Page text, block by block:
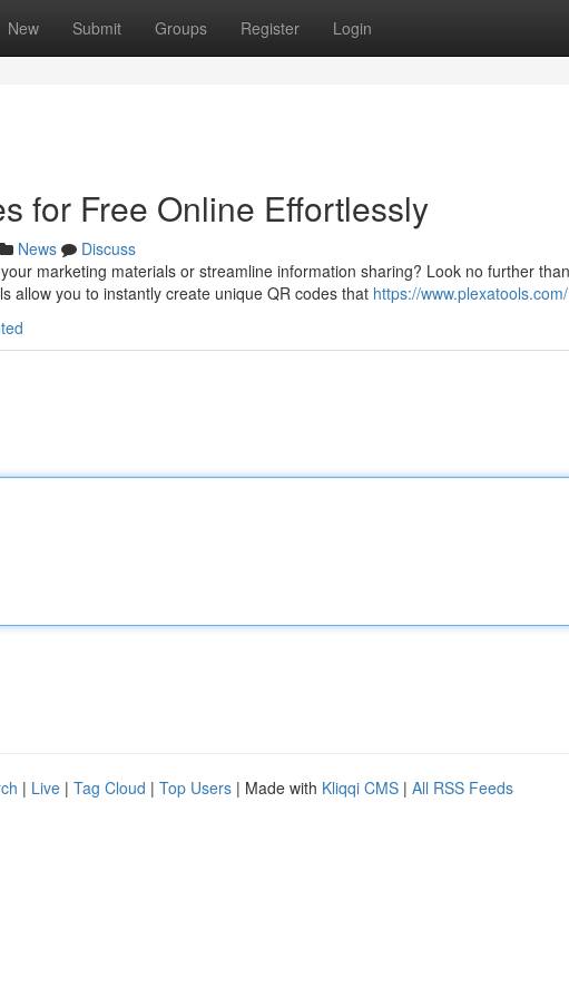
New Submit Groups Register Login
for Free Online Effortlessly
News
Discuss
marketing materials or streamline information sharing? Look no further
allow you to instantly create unique QR codes that https://www.plexatools.com/
| Live | Tag Cloud | Top Users | Made with Kliqqi CMS | All RSS Feeds